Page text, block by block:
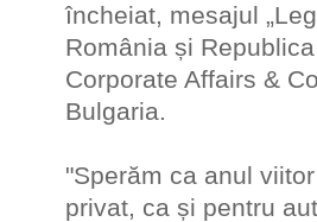
încheiat, mesajul
România și
Corporate Affairs &
Bulgaria.
"Sperăm ca anul
privat, ca și pentru